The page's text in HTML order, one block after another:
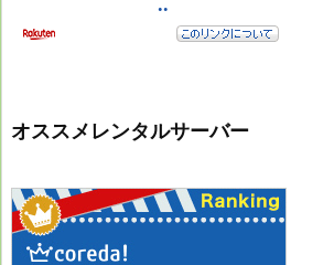
オススメレンタルサーバー